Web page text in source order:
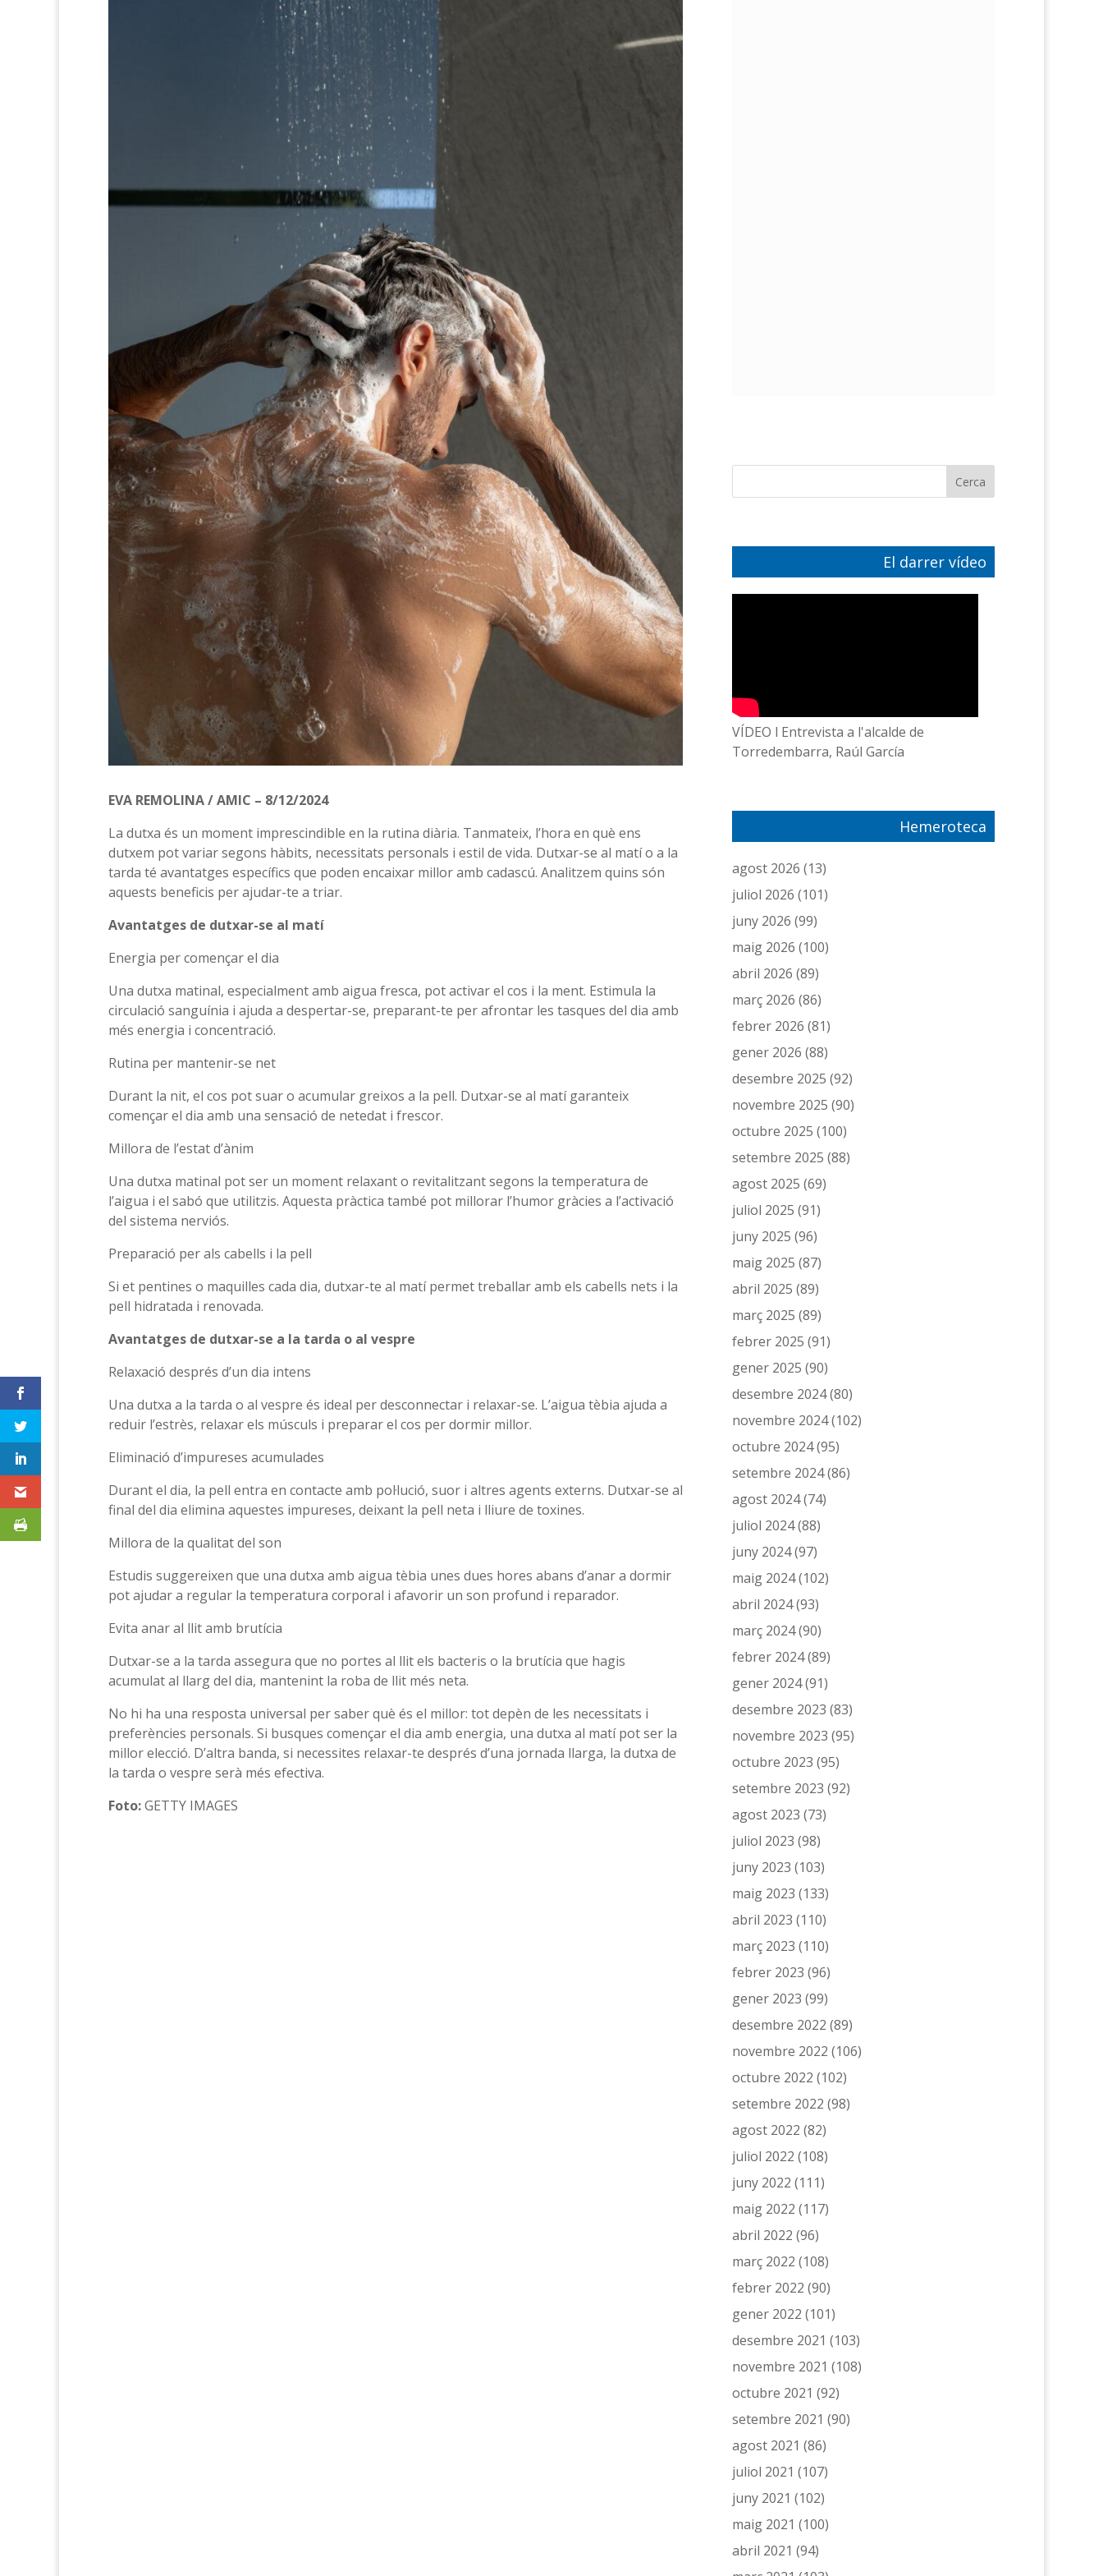
EVA REMOLINA / AMIC – 8/12/2024
La dutxa és un moment imprescindible en la rutina diària. Tanmateix, l’hora en què ens
dutxem pot variar segons hàbits, necessitats personals i estil de vida. Dutxar-se al matí o a la
tarda té avantatges específics que poden encaixar millor amb cadascú. Analitzem quins són
aquests beneficis per ajudar-te a triar.
Avantatges de dutxar-se al matí
Energia per començar el dia
Una dutxa matinal, especialment amb aigua fresca, pot activar el cos i la ment. Estimula la
circulació sanguínia i ajuda a despertar-se, preparant-te per afrontar les tasques del dia amb
més energia i concentració.
Rutina per mantenir-se net
Durant la nit, el cos pot suar o acumular greixos a la pell. Dutxar-se al matí garanteix
començar el dia amb una sensació de netedat i frescor.
Millora de l’estat d’ànim
Una dutxa matinal pot ser un moment relaxant o revitalitzant segons la temperatura de
l’aigua i el sabó que utilitzis. Aquesta pràctica també pot millorar l’humor gràcies a l’activació
del sistema nerviós.
Preparació per als cabells i la pell
Si et pentines o maquilles cada dia, dutxar-te al matí permet treballar amb els cabells nets i la
pell hidratada i renovada.
Avantatges de dutxar-se a la tarda o al vespre
Relaxació després d’un dia intens
Una dutxa a la tarda o al vespre és ideal per desconnectar i relaxar-se. L’aigua tèbia ajuda a
reduir l’estrès, relaxar els músculs i preparar el cos per dormir millor.
Eliminació d’impureses acumulades
Durant el dia, la pell entra en contacte amb pol·lució, suor i altres agents externs. Dutxar-se al
final del dia elimina aquestes impureses, deixant la pell neta i lliure de toxines.
Millora de la qualitat del son
Estudis suggereixen que una dutxa amb aigua tèbia unes dues hores abans d’anar a dormir
pot ajudar a regular la temperatura corporal i afavorir un son profund i reparador.
Evita anar al llit amb brutícia
Dutxar-se a la tarda assegura que no portes al llit els bacteris o la brutícia que hagis
acumulat al llarg del dia, mantenint la roba de llit més neta.
No hi ha una resposta universal per saber què és el millor: tot depèn de les necessitats i
preferències personals. Si busques començar el dia amb energia, una dutxa al matí pot ser la
millor elecció. D’altra banda, si necessites relaxar-te després d’una jornada llarga, la dutxa de
la tarda o vespre serà més efectiva.
Foto:GETTY IMAGES
El darrer vídeo
VÍDEO l Entrevista a l'alcalde de
Torredembarra, Raúl García
Hemeroteca
agost 2026 (13)
juliol 2026 (101)
juny 2026 (99)
maig 2026 (100)
abril 2026 (89)
març 2026 (86)
febrer 2026 (81)
gener 2026 (88)
desembre 2025 (92)
novembre 2025 (90)
octubre 2025 (100)
setembre 2025 (88)
agost 2025 (69)
juliol 2025 (91)
juny 2025 (96)
maig 2025 (87)
abril 2025 (89)
març 2025 (89)
febrer 2025 (91)
gener 2025 (90)
desembre 2024(80)
novembre 2024(102)
octubre 2024(95)
setembre 2024(86)
agost 2024(74)
juliol 2024(88)
juny 2024(97)
maig 2024(102)
abril 2024(93)
març 2024(90)
febrer 2024(89)
gener 2024(91)
desembre 2023 (83)
novembre 2023 (95)
octubre 2023 (95)
setembre 2023 (92)
agost 2023 (73)
juliol 2023 (98)
juny 2023 (103)
maig 2023 (133)
abril 2023 (110)
març 2023 (110)
febrer 2023 (96)
gener 2023 (99)
desembre 2022 (89)
novembre 2022 (106)
octubre 2022 (102)
setembre 2022 (98)
agost 2022 (82)
juliol 2022 (108)
juny 2022 (111)
maig 2022 (117)
abril 2022 (96)
març 2022 (108)
febrer 2022 (90)
gener 2022 (101)
desembre 2021 (103)
novembre 2021 (108)
octubre 2021 (92)
setembre 2021 (90)
agost 2021 (86)
juliol 2021 (107)
juny 2021 (102)
maig 2021 (100)
abril 2021 (94)